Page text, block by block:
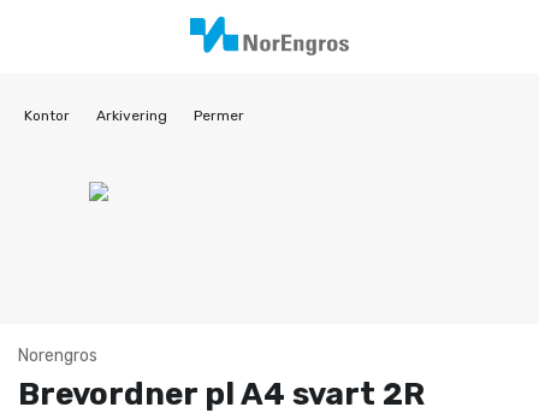
Kontor Arkivering Permer
Norengros
Brevordner pl A4 svart 2R